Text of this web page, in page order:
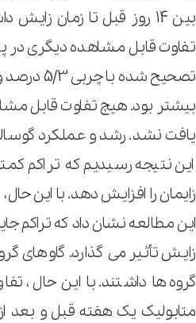
تفاوت قابل مشاهده دیگری در
یافت نشد. رشد و عملکرد
این نتیجه رسیدیم که تراکم
زایمان را افزایش دهد. با این
گروه ها داشتند. با این حال،
متابولیک یک هفته قبل و بعد